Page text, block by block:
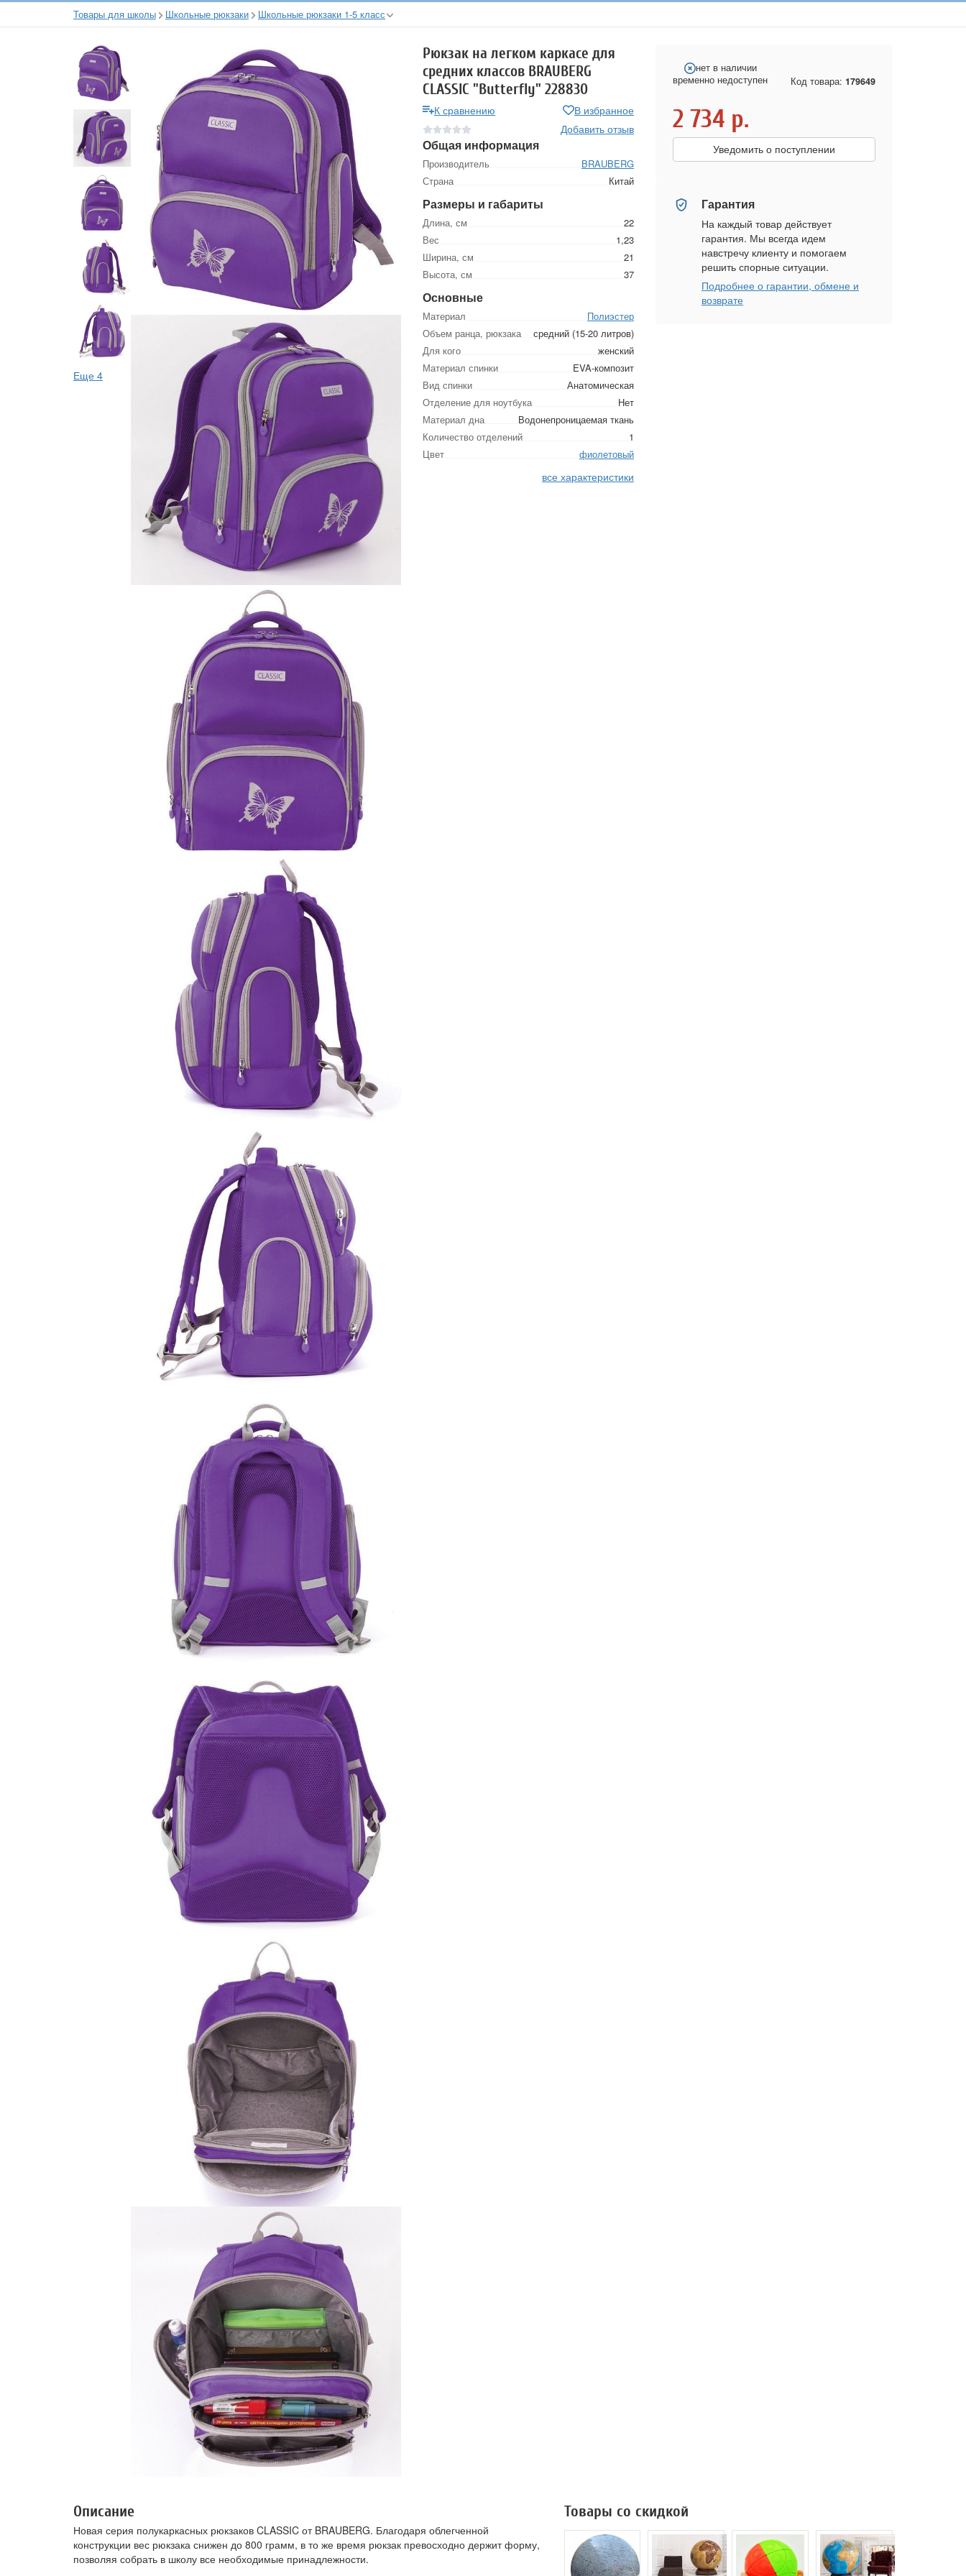
Товары для школы Школьные рюкзаки Школьные рюкзаки 1-5 класс
Еще 4
Рюкзак на легком каркасе для
средних классов BRAUBERG
CLASSIC "Butterfly" 228830
К сравнению
В избранное
Добавить отзыв
Общая информация
Производитель
BRAUBERG
Страна
Китай
Размеры и габариты
Длина, см
22
Вес
1,23
Ширина, см
21
Высота, см
37
Основные
Материал
Полиэстер
Объем ранца, рюкзака
средний (15-20 литров)
Для кого
женский
Материал спинки
EVA-композит
Вид спинки
Анатомическая
Отделение для ноутбука
Нет
Материал дна
Водонепроницаемая ткань
Количество отделений
1
Цвет
фиолетовый
все характеристики
нет в наличии
временно недоступен
Код товара: 179649
2 734 р.
Уведомить о поступлении
Гарантия
На каждый товар действует
гарантия. Мы всегда идем
навстречу клиенту и помогаем
решить спорные ситуации.
Подробнее о гарантии, обмене и
возврате
Описание
Новая серия полукаркасных рюкзаков CLASSIC от BRAUBERG. Благодаря облегченной
конструкции вес рюкзака снижен до 800 грамм, в то же время рюкзак превосходно держит форму,
позволяя собрать в школу все необходимые принадлежности.
Товары со скидкой